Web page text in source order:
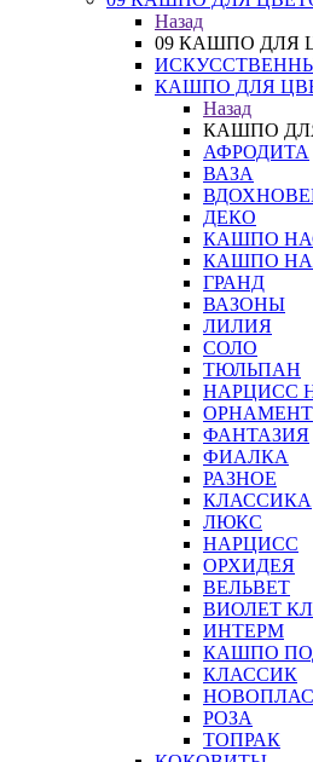
Назад
09 КАШПО ДЛЯ
КАШПО ДЛЯ
Назад
КАШПО
АФРОДИТА
ВАЗА
ДЕКО
КАШПО
КАШПО НА
ГРАНД
ВАЗОНЫ
ЛИЛИЯ
СОЛО
ТЮЛЬПАН
НАРЦИСС
ОРНАМЕНТ
ФАНТАЗИЯ
ФИАЛКА
РАЗНОЕ
КЛАССИКА
ЛЮКС
НАРЦИСС
ОРХИДЕЯ
ВЕЛЬВЕТ
ВИОЛЕТ
ИНТЕРМ
КАШПО
КЛАССИК
РОЗА
ТОПРАК